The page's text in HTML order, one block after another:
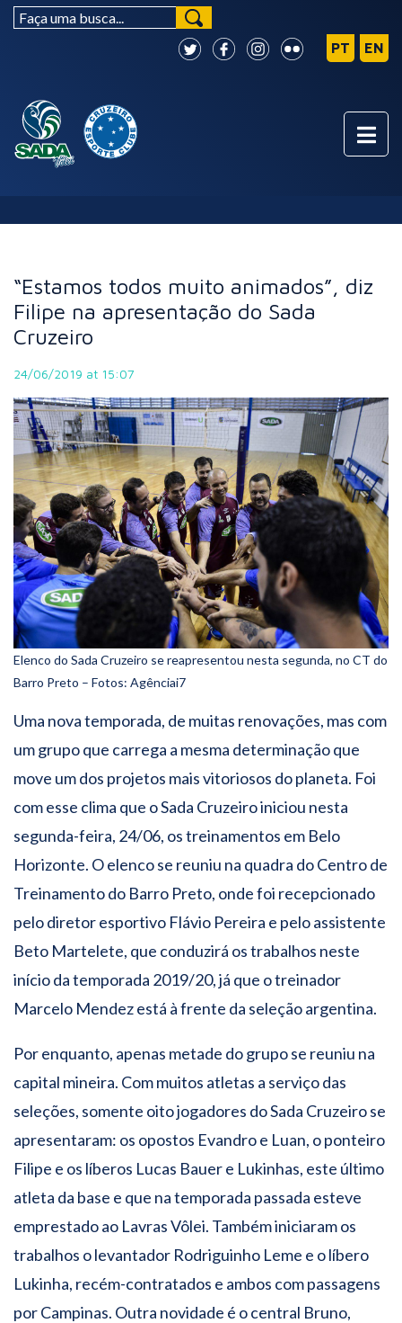
“Estamos todos muito animados”, diz
Filipe na apresentação do Sada
Cruzeiro
24/06/2019 at 15:07
Elenco do Sada Cruzeiro se reapresentou nesta segunda, no CT do
Barro Preto – Fotos: Agênciai7
Uma nova temporada, de muitas renovações, mas com
um grupo que carrega a mesma determinação que
move um dos projetos mais vitoriosos do planeta. Foi
com esse clima que o Sada Cruzeiro iniciou nesta
segunda-feira, 24/06, os treinamentos em Belo
Horizonte. O elenco se reuniu na quadra do Centro de
Treinamento do Barro Preto, onde foi recepcionado
pelo diretor esportivo Flávio Pereira e pelo assistente
Beto Martelete, que conduzirá os trabalhos neste
início da temporada 2019/20, já que o treinador
Marcelo Mendez está à frente da seleção argentina.
Por enquanto, apenas metade do grupo se reuniu na
capital mineira. Com muitos atletas a serviço das
seleções, somente oito jogadores do Sada Cruzeiro se
apresentaram: os opostos Evandro e Luan, o ponteiro
Filipe e os líberos Lucas Bauer e Lukinhas, este último
atleta da base e que na temporada passada esteve
emprestado ao Lavras Vôlei. Também iniciaram os
trabalhos o levantador Rodriguinho Leme e o líbero
Lukinha, recém-contratados e ambos com passagens
por Campinas. Outra novidade é o central Bruno,